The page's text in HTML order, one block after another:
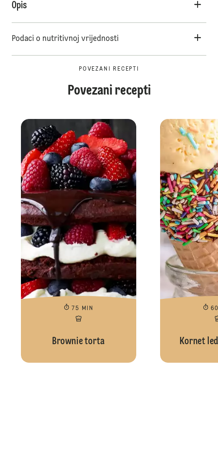
Opis
Podaci o nutritivnoj vrijednosti
POVEZANI RECEPTI
Povezani recepti
75 MIN
Brownie torta Kornet